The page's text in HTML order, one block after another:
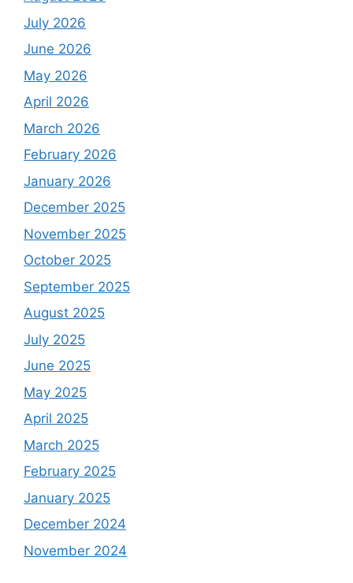
July 2026
June 2026
May 2026
April 2026
March 2026
February 2026
January 2026
December 2025
November 2025
October 2025
September 2025
August 2025
July 2025
June 2025
May 2025
April 2025
March 2025
February 2025
January 2025
December 2024
November 2024